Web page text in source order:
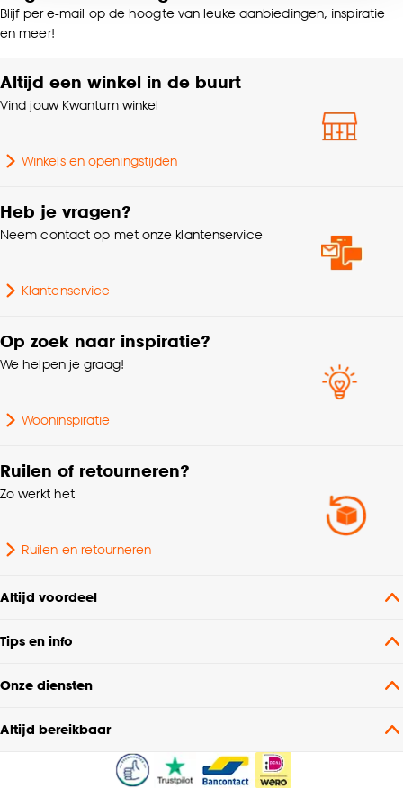
voor kiezen om bepaalde cookies wel of niet te
accepteren door op ‘Cookies aanpassen’ te
Goed om te weten is dat je deze keuze altijd nog
kan aanpassen, bekijk hiervoor onze
Kleurtint
Zelfklevend Ja
0.5 CM
Samenstelling
Blijf per e-mail op de hoogte van leuke aanbiedingen, inspiratie
en meer!
Altijd een winkel in de buurt
Vind jouw Kwantum winkel
Winkels en openingstijden
Heb je vragen?
Neem contact op met onze klantenservice
Klantenservice
Op zoek naar inspiratie?
We helpen je graag!
Wooninspiratie
Ruilen of retourneren?
Zo werkt het
Ruilen en retourneren
Altijd voordeel
Tips en info
Onze diensten
Altijd bereikbaar